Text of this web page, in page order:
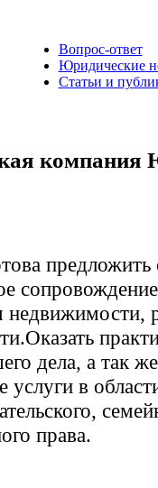
Вопрос-ответ
Юридические
Статьи и
недвижимости,
дела, а так
услуги в
права.